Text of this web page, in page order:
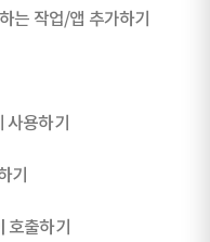
는 작업/앱 추가하기
사용하기
기
호출하기